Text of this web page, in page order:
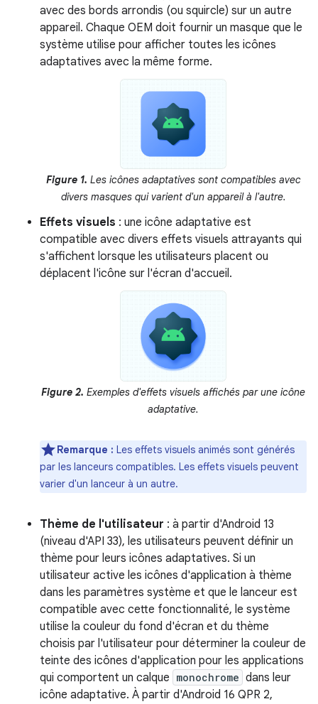
avec des bords arrondis (ou squircle) sur un autre
appareil. Chaque OEM doit fournir un masque que le
système utilise pour afficher toutes les icônes
adaptatives avec la même forme.
Figure 1. Les icônes adaptatives sont compatibles avec
divers masques qui varient d'un appareil à l'autre.
Effets visuels : une icône adaptative est
compatible avec divers effets visuels attrayants qui
s'affichent lorsque les utilisateurs placent ou
déplacent l'icône sur l'écran d'accueil.
Figure 2. Exemples d'effets visuels affichés par une icône
adaptative.
Remarque : Les effets visuels animés sont générés
par les lanceurs compatibles. Les effets visuels peuvent
varier d'un lanceur à un autre.
Thème de l'utilisateur : à partir d'Android 13
(niveau d'API 33), les utilisateurs peuvent définir un
thème pour leurs icônes adaptatives. Si un
utilisateur active les icônes d'application à thème
dans les paramètres système et que le lanceur est
compatible avec cette fonctionnalité, le système
utilise la couleur du fond d'écran et du thème
choisis par l'utilisateur pour déterminer la couleur de
teinte des icônes d'application pour les applications
qui comportent un calque monochrome dans leur
icône adaptative. À partir d'Android 16 QPR 2,